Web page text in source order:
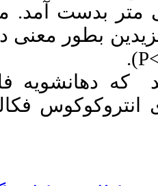
بدست آمد. میانگین قطر
داری کمتر از
توتال
فکالیس موثرتر